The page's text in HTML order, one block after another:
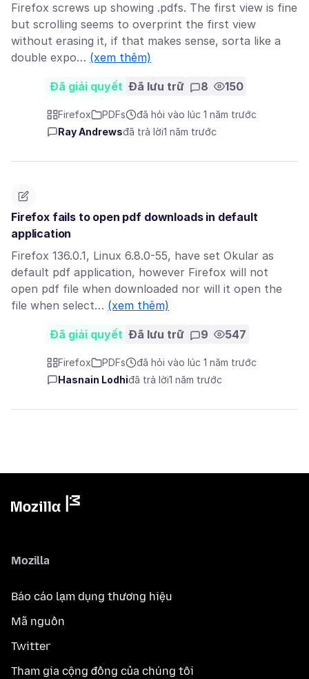
Firefox screws up showing .pdfs. The first view is fine
but scrolling seems to overprint the first view
without erasing it, if that makes sense, sorta like a
double expo… (xem thêm)
Đã giải quyết Đã lưu trữ 8 150
Firefox PDFs
đã hỏi vào lúc 1 năm trước
Ray Andrewsđã trả lời1 năm trước
Firefox fails to open pdf downloads in default
application
Firefox 136.0.1, Linux 6.8.0-55, have set Okular as
default pdf application, however Firefox will not
open pdf file when downloaded nor will it open the
file when select… (xem thêm)
Đã giải quyết Đã lưu trữ 9 547
Firefox PDFs
đã hỏi vào lúc 1 năm trước
Hasnain Lodhiđã trả lời1 năm trước
Mozilla
Báo cáo lạm dụng thương hiệu
Mã nguồn
Twitter
Tham gia cộng đồng của chúng tôi